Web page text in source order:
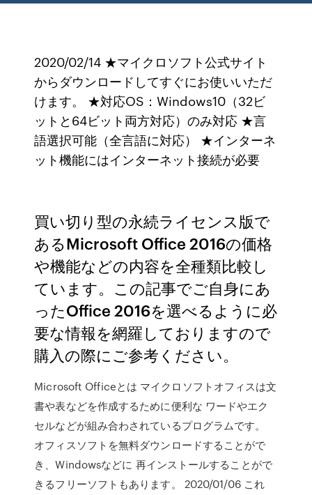
2020/02/14 ★マイクロソフト公式サイト
からダウンロードしてすぐにお使いいただ
けます。 ★対応OS：Windows10（32ビ
ットと64ビット両方対応）のみ対応 ★言
語選択可能（全言語に対応） ★インターネ
ット機能にはインターネット接続が必要
買い切り型の永続ライセンス版で
あるMicrosoft Office 2016の価格
や機能などの内容を全種類比較し
ています。この記事でご自身にあ
ったOffice 2016を選べるように必
要な情報を網羅しておりますので
購入の際にご参考ください。
Microsoft Officeとは マイクロソフトオフィスは文
書や表などを作成するために便利な ワードやエク
セルなどが組み合わされているプログラムです。
オフィスソフトを無料ダウンロードすることがで
き、Windowsなどに 再インストールすることがで
きるフリーソフトもあります。 2020/01/06 これ